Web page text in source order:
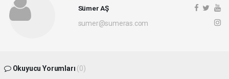
Sümer AŞ
sumer@sumeras.com
Okuyucu Yorumları (0)